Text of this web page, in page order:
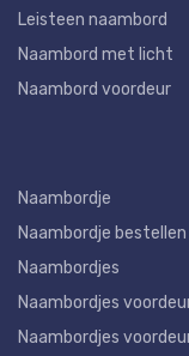
Leisteen naambord
Naambord met licht
Naambord voordeur
Naambordje
Naambordje bestellen
Naambordjes
Naambordjes
Naambordjes